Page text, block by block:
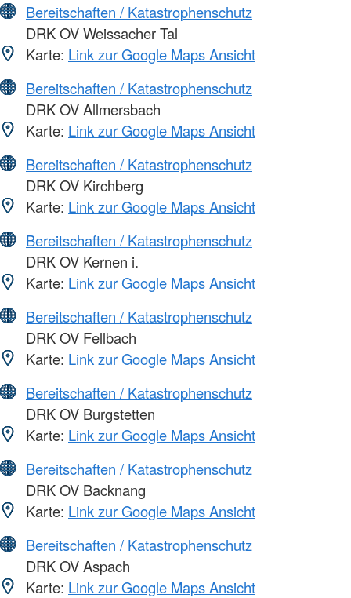
Bereitschaften / Katastrophenschutz
DRK OV Weissacher Tal
Karte: Link zur Google Maps Ansicht
Bereitschaften / Katastrophenschutz
DRK OV Allmersbach
Karte: Link zur Google Maps Ansicht
Bereitschaften / Katastrophenschutz
DRK OV Kirchberg
Karte: Link zur Google Maps Ansicht
Bereitschaften / Katastrophenschutz
DRK OV Kernen i.
Karte: Link zur Google Maps Ansicht
Bereitschaften / Katastrophenschutz
DRK OV Fellbach
Karte: Link zur Google Maps Ansicht
Bereitschaften / Katastrophenschutz
DRK OV Burgstetten
Karte: Link zur Google Maps Ansicht
Bereitschaften / Katastrophenschutz
DRK OV Backnang
Karte: Link zur Google Maps Ansicht
Bereitschaften / Katastrophenschutz
DRK OV Aspach
Karte: Link zur Google Maps Ansicht